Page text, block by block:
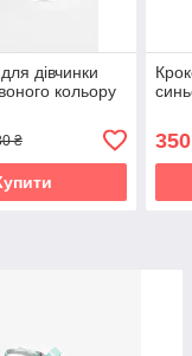
дівчинки
кольору
₴ 350